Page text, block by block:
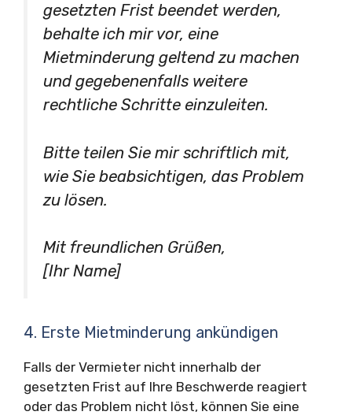
gesetzten Frist beendet werden,
behalte ich mir vor, eine
Mietminderung geltend zu machen
und gegebenenfalls weitere
rechtliche Schritte einzuleiten.
Bitte teilen Sie mir schriftlich mit,
wie Sie beabsichtigen, das Problem
zu lösen.
Mit freundlichen Grüßen,
[Ihr Name]
4. Erste Mietminderung ankündigen
Falls der Vermieter nicht innerhalb der
gesetzten Frist auf Ihre Beschwerde reagiert
oder das Problem nicht löst, können Sie eine